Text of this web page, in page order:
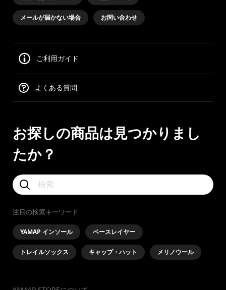
メールが届かない場合 お問い合わせ
ご利用ガイド
よくある質問
お探しの商品は見つかりまし
たか？
注目の検索キーワード
YAMAP インソール ベースレイヤー
トレイルソックス キャップ・ハット メリノウール